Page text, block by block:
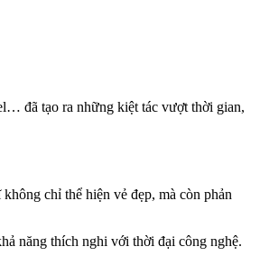
đã tạo ra những kiệt tác vượt thời gian,
không chỉ thể hiện vẻ đẹp, mà còn phản
năng thích nghi với thời đại công nghệ.